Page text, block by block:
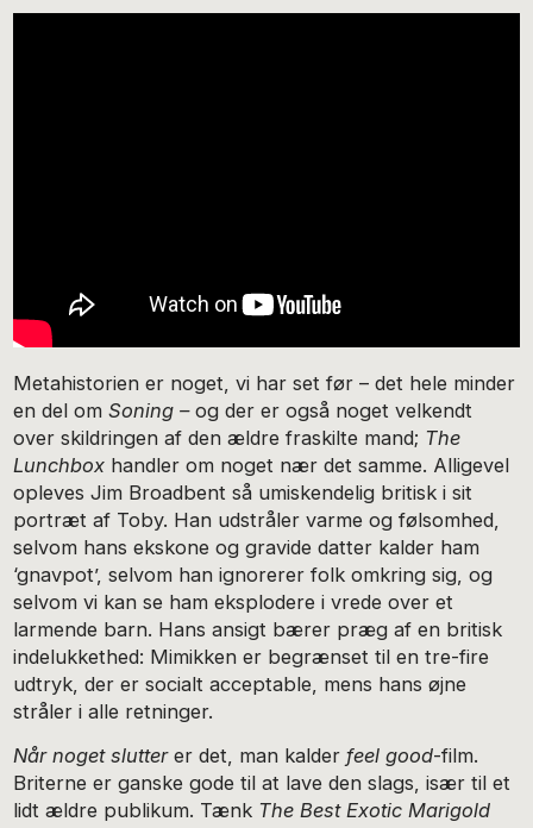
Metahistorien er noget, vi har set før – det hele minder
en del omSoning –og der er også noget velkendt
over skildringen af den ældre fraskilte mand; The
Lunchbox handler om noget nær det samme. Alligevel
opleves Jim Broadbent så umiskendelig britisk i sit
portræt af Toby. Han udstråler varme og følsomhed,
selvom hans ekskone og gravide datter kalder ham
‘gnavpot’, selvom han ignorerer folk omkring sig, og
selvom vi kan se ham eksplodere i vrede over et
larmende barn. Hans ansigt bærer præg af en britisk
indelukkethed: Mimikken er begrænset til en tre-fire
udtryk, der er socialt acceptable, mens hans øjne
stråler i alle retninger.
Når noget slutterer det, man kalderfeel good-film.
Briterne er ganske gode til at lave den slags, især til et
lidt ældre publikum. Tænk The Best Exotic Marigold